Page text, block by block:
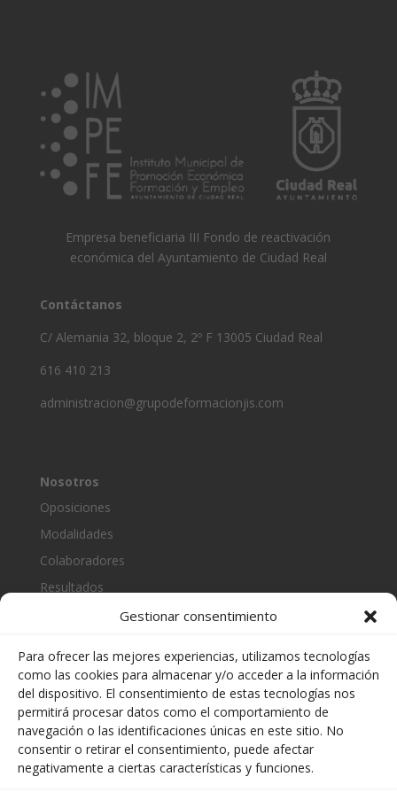
Gestionar consentimiento
Para ofrecer las mejores experiencias, utilizamos tecnologías
como las cookies para almacenar y/o acceder a la información
del dispositivo. El consentimiento de estas tecnologías nos
permitirá procesar datos como el comportamiento de
navegación o las identificaciones únicas en este sitio. No
consentir o retirar el consentimiento, puede afectar
negativamente a ciertas características y funciones.
Empresa beneficiaria III Fondo de reactivación
económica del Ayuntamiento de Ciudad Real
Contáctanos
C/ Alemania 32, bloque 2, 2º F 13005 Ciudad Real
616 410 213
administracion@grupodeformacionjis.com
Nosotros
Oposiciones
Modalidades
Colaboradores
Resultados
Información
Últimas noticias
Contacto